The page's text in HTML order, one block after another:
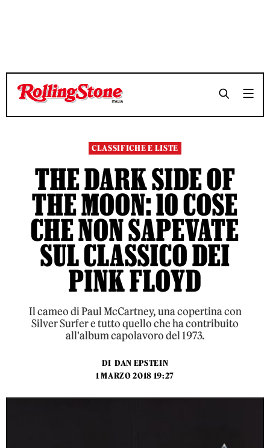
TEMPO DI LETTURA 9 MINUTI SHARE
TEMPO DI LETTURA 9 MINUTI SHARE
CLASSIFICHE E LISTE
THE DARK SIDE OF
THE MOON: 10 COSE
CHE NON SAPEVATE
SUL CLASSICO DEI
PINK FLOYD
Il cameo di Paul McCartney, una copertina con
Silver Surfer e tutto quello che ha contribuito
all'album capolavoro del 1973.
DI DAN EPSTEIN
1 MARZO 2018 19:27